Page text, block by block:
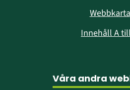
Webbkarta
Innehåll A
Våra andra